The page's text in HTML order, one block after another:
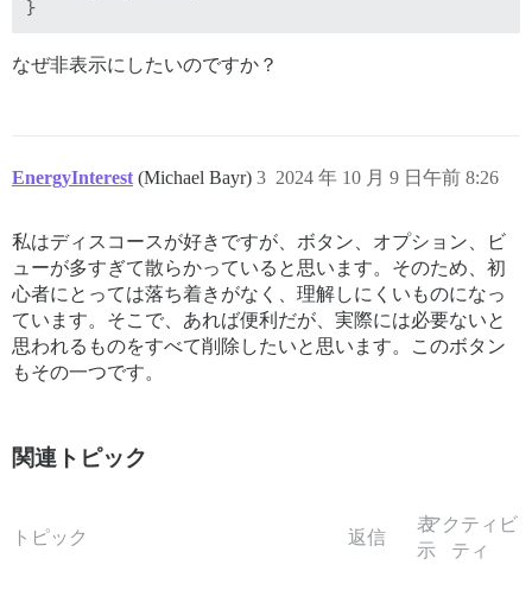
なぜ非表示にしたいのですか？
EnergyInterest (Michael Bayr) 2024 年 10 月 9 日午前 8:26
3
私はディスコースが好きですが、ボタン、オプション、ビ
ューが多すぎて散らかっていると思います。そのため、初
心者にとっては落ち着きがなく、理解しにくいものになっ
ています。そこで、あれば便利だが、実際には必要ないと
思われるものをすべて削除したいと思います。このボタン
もその一つです。
関連トピック
トピック 返信
表
示
アクティビ
ティ